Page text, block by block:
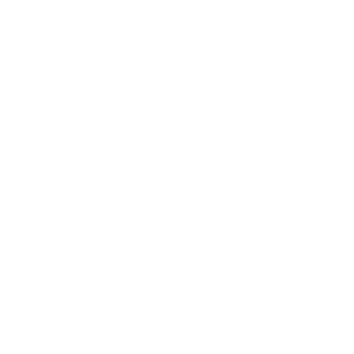
VIELSEITIG, SOFORT VERFÜGBAR
SUV VON MITSUBISHI MOTORS